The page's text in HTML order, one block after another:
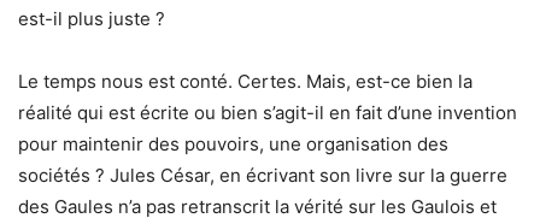
est-il plus juste ?
Le temps nous est conté. Certes. Mais, est-ce bien la
réalité qui est écrite ou bien s’agit-il en fait d’une invention
pour maintenir des pouvoirs, une organisation des
sociétés ? Jules César, en écrivant son livre sur la guerre
des Gaules n’a pas retranscrit la vérité sur les Gaulois et